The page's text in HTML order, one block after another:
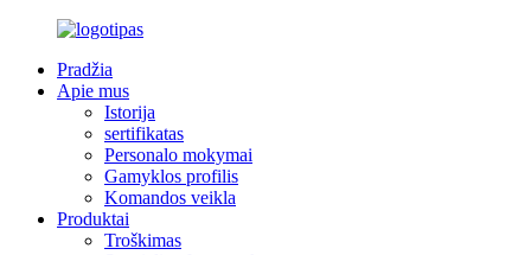
Pradžia
Apie mus
Istorija
sertifikatas
Personalo mokymai
Gamyklos profilis
Komandos veikla
Produktai
Troškimas